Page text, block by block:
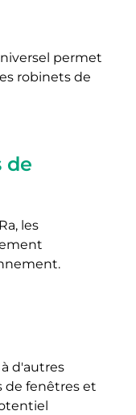
permet
robinets de
de
les
d'autres
de fenêtres et